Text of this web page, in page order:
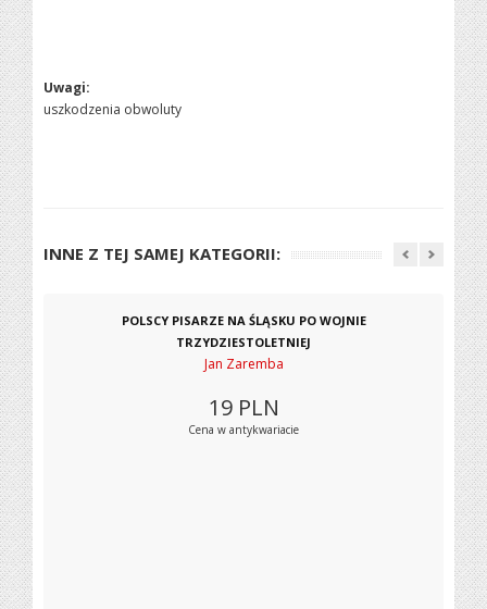
Uwagi:
uszkodzenia obwoluty
INNE Z TEJ SAMEJ KATEGORII:
POLSCY PISARZE NA ŚLĄSKU PO WOJNIE
TRZYDZIESTOLETNIEJ
Jan Zaremba
19 PLN
Cena w antykwariacie